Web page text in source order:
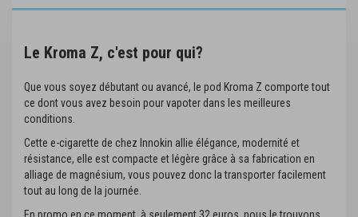
Le Kroma Z, c'est pour qui?
Que vous soyez débutant ou avancé, le pod Kroma Z comporte tout
ce dont vous avez besoin pour vapoter dans les meilleures
conditions.
Cette e-cigarette de chez Innokin allie élégance, modernité et
résistance, elle est compacte et légère grâce à sa fabrication en
alliage de magnésium, vous pouvez donc la transporter facilement
tout au long de la journée.